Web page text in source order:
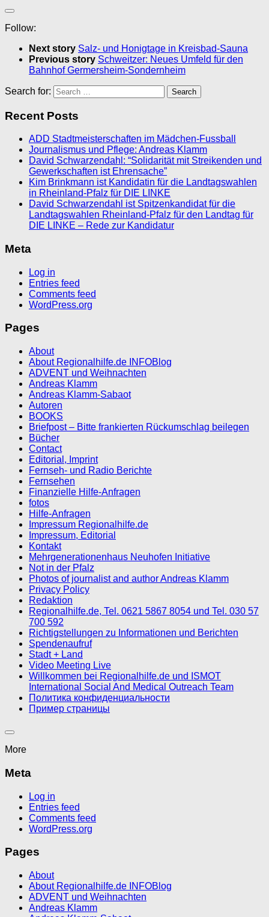
Follow:
Next story Salz- und Honigtage in Kreisbad-Sauna
Previous story Schweitzer: Neues Umfeld für den
Bahnhof Germersheim-Sondernheim
Search for:
Recent Posts
ADD Stadtmeisterschaften im Mädchen-Fussball
Journalismus und Pflege: Andreas Klamm
David Schwarzendahl: “Solidarität mit Streikenden und
Gewerkschaften ist Ehrensache”
Kim Brinkmann ist Kandidatin für die Landtagswahlen
in Rheinland-Pfalz für DIE LINKE
David Schwarzendahl ist Spitzenkandidat für die
Landtagswahlen Rheinland-Pfalz für den Landtag für
DIE LINKE – Rede zur Kandidatur
Meta
Log in
Entries feed
Comments feed
WordPress.org
Pages
About
About Regionalhilfe.de INFOBlog
ADVENT und Weihnachten
Andreas Klamm
Andreas Klamm-Sabaot
Autoren
BOOKS
Briefpost – Bitte frankierten Rückumschlag beilegen
Bücher
Contact
Editorial, Imprint
Fernseh- und Radio Berichte
Fernsehen
Finanzielle Hilfe-Anfragen
fotos
Hilfe-Anfragen
Impressum Regionalhilfe.de
Impressum, Editorial
Kontakt
Mehrgenerationenhaus Neuhofen Initiative
Not in der Pfalz
Photos of journalist and author Andreas Klamm
Privacy Policy
Redaktion
Regionalhilfe.de, Tel. 0621 5867 8054 und Tel. 030 57
700 592
Richtigstellungen zu Informationen und Berichten
Spendenaufruf
Stadt + Land
Video Meeting Live
Willkommen bei Regionalhilfe.de und ISMOT
International Social And Medical Outreach Team
Политика конфиденциальности
Пример страницы
More
Meta
Log in
Entries feed
Comments feed
WordPress.org
Pages
About
About Regionalhilfe.de INFOBlog
ADVENT und Weihnachten
Andreas Klamm